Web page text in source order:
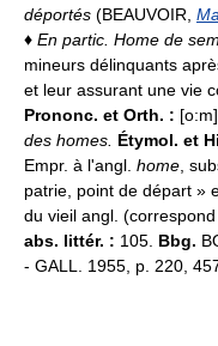
déportés (BEAUVOIR,
♦ En partic. Home de
mineurs délinquants
et leur assurant une vie
Prononc. et Orth. :
des homes. Étymol. et
Empr. à l'angl. home ,
patrie, point de départ »
du vieil angl. (correspond
abs. littér. : 105. Bbg.
- GALL. 1955, p. 220,